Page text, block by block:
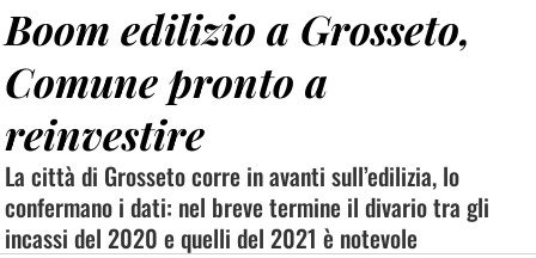
Boom edilizio a Grosseto,
Comune pronto a
reinvestire
La città di Grosseto corre in avanti sull’edilizia, lo
confermano i dati: nel breve termine il divario tra gli
incassi del 2020 e quelli del 2021 è notevole